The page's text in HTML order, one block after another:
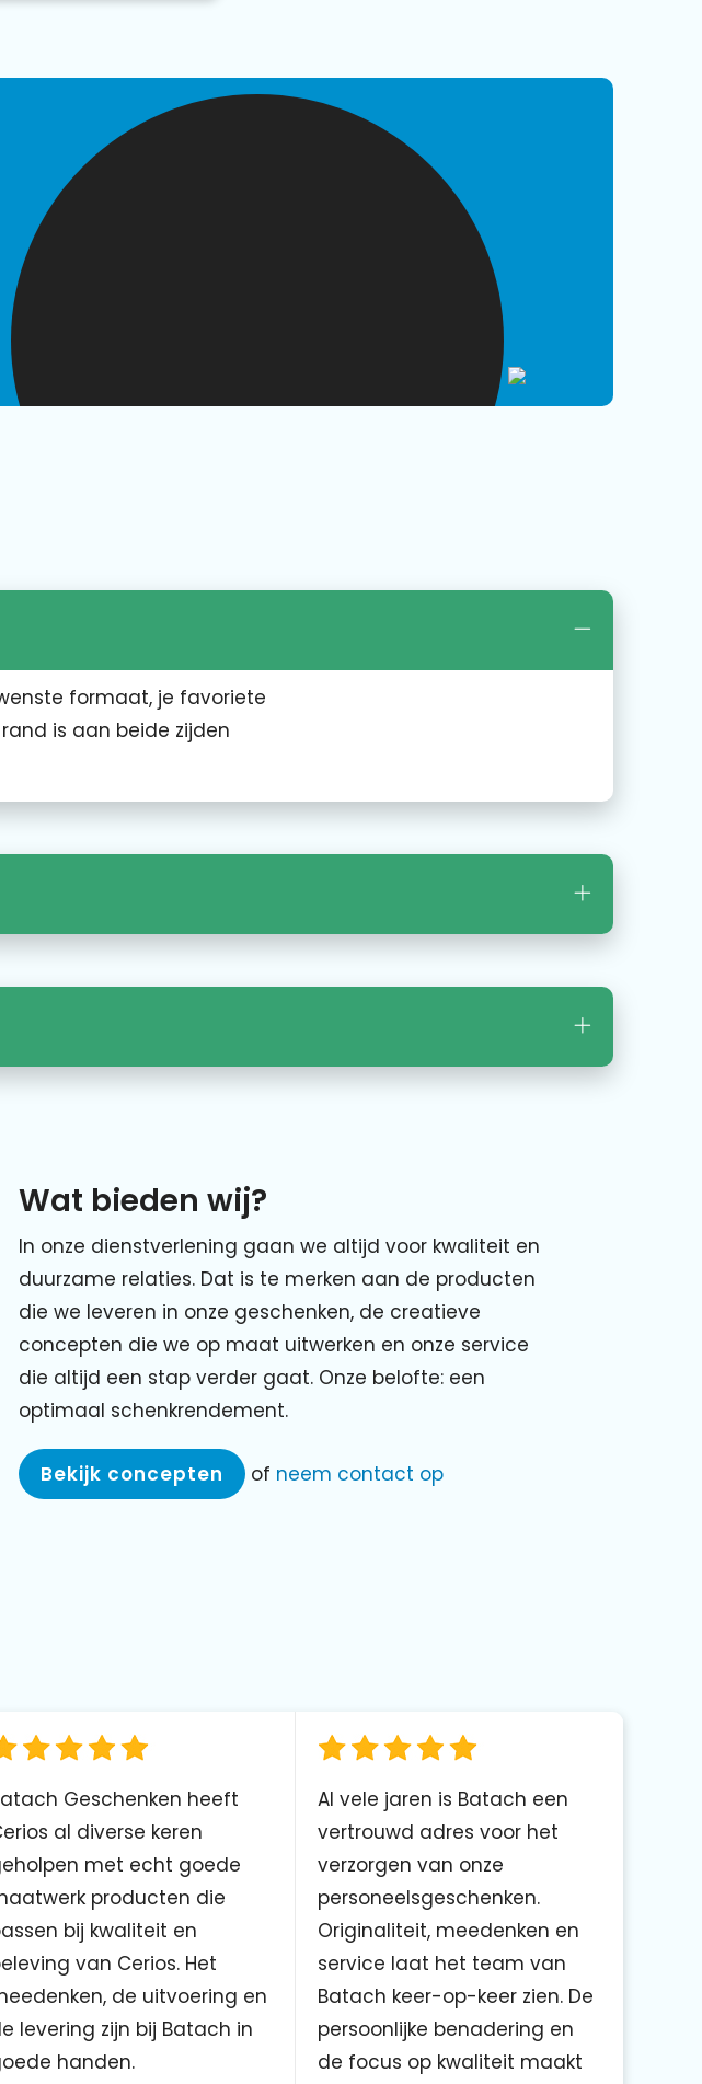
formaat, je favoriete
is aan beide zijden
Wat bieden wij?
In onze dienstverlening gaan we altijd voor kwaliteit en
duurzame relaties. Dat is te merken aan de producten
die we leveren in onze geschenken, de creatieve
concepten die we op maat uitwerken en onze service
die altijd een stap verder gaat. Onze belofte: een
optimaal schenkrendement.
Bekijk concepten of neem contact op
Geschenken heeft
al diverse keren
met echt goede
producten die
bij kwaliteit en
van Cerios. Het
de uitvoering en
levering zijn bij Batach in
handen.
Al vele jaren is Batach een
vertrouwd adres voor het
verzorgen van onze
personeelsgeschenken.
Originaliteit, meedenken en
service laat het team van
Batach keer-op-keer zien. De
persoonlijke benadering en
de focus op kwaliteit maakt